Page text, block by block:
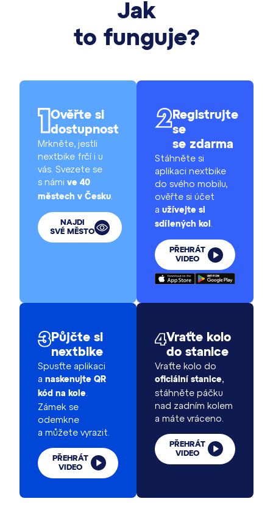
Jak
to funguje?
Ověřte si
dostupnost
Mrkněte, jestli
nextbike frčí i u
vás. Svezete se
s námi ve 40
městech v Česku
NAJDI
SVÉ MĚSTO
Registrujte
se
se zdarma
Stáhněte si
aplikaci nextbike
do svého mobilu,
ověřte si účet
a užívejte si
sdílených kol
PŘEHRÁT
VIDEO
Půjčte si
nextbike
Spusťte aplikaci
a naskenujte QR
kód na kole.
Zámek se
odemkne
a můžete vyrazit.
PŘEHRÁT
VIDEO
Vraťte kolo
do stanice
Vraťte kolo do
oficiální stanice,
stáhněte páčku
nad zadním kolem
a máte vráceno.
PŘEHRÁT
VIDEO